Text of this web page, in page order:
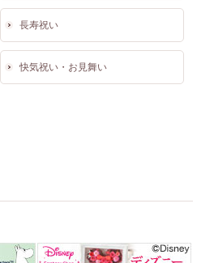
長寿祝い
快気祝い・お見舞い